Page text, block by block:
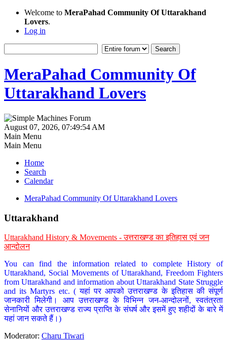
Welcome to MeraPahad Community Of Uttarakhand
Lovers.
Log in
MeraPahad Community Of
Uttarakhand Lovers
August 07, 2026, 07:49:54 AM
Main Menu
Main Menu
Home
Search
Calendar
MeraPahad Community Of Uttarakhand Lovers
Uttarakhand
Uttarakhand History & Movements - उत्तराखण्ड का इतिहास एवं जन
आन्दोलन
You can find the information related to complete History of
Uttarakhand, Social Movements of Uttarakhand, Freedom Fighters
from Uttarakhand and information about Uttarakhand State Struggle
and its Martyrs etc. ( यहां पर आपको उत्तराखण्ड के इतिहास की संपूर्ण
जानकारी मिलेगी। आप उत्तराखण्ड के विभिन्न जन-आन्दोलनों, स्वतंत्रता
सेनानियों और उत्तराखण्ड राज्य प्राप्ति के संघर्ष और इसमें हुए शहीदों के बारे में
यहां जान सकते हैं।)
Moderator: Charu Tiwari